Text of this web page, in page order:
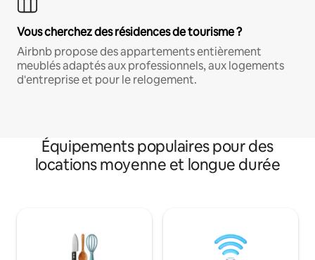
Vous cherchez des résidences de tourisme ?
Airbnb propose des appartements entièrement
meublés adaptés aux professionnels, aux logements
d'entreprise et pour le relogement.
Équipements populaires pour des
locations moyenne et longue durée